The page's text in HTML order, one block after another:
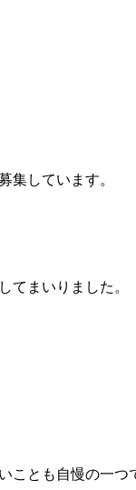
集しています。
てまいりました。
ことも自慢の一つ